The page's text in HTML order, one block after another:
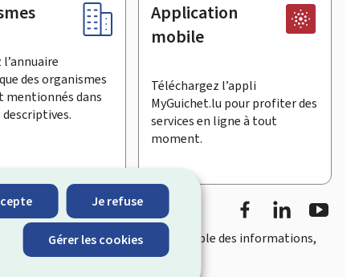
Je refuse
Gérer les cookies
des organismes
mentionnés dans
Application
mobile
Téléchargez l’appli
MyGuichet.lu pour profiter des
services en ligne à tout
moment.
FacebookLinkedIn
accès rapide et convivial à l’ensemble des informations,